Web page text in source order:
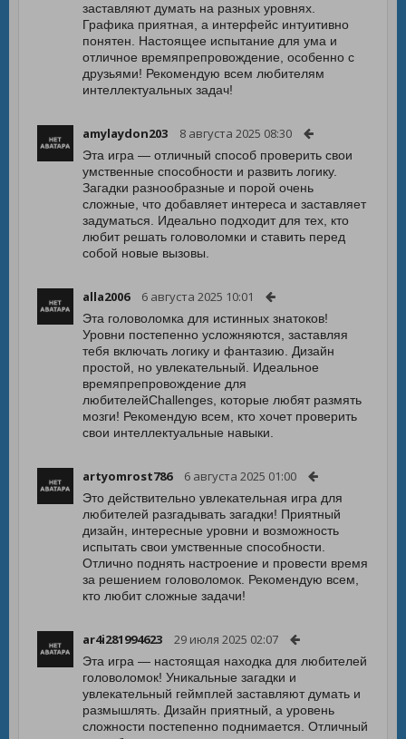
заставляют думать на разных уровнях.
Графика приятная, а интерфейс интуитивно
понятен. Настоящее испытание для ума и
отличное времяпрепровождение, особенно с
друзьями! Рекомендую всем любителям
интеллектуальных задач!
amylaydon203 8 августа 2025 08:30
Эта игра — отличный способ проверить свои
умственные способности и развить логику.
Загадки разнообразные и порой очень
сложные, что добавляет интереса и заставляет
задуматься. Идеально подходит для тех, кто
любит решать головоломки и ставить перед
собой новые вызовы.
alla2006 6 августа 2025 10:01
Эта головоломка для истинных знатоков!
Уровни постепенно усложняются, заставляя
тебя включать логику и фантазию. Дизайн
простой, но увлекательный. Идеальное
времяпрепровождение для
любителейChallenges, которые любят размять
мозги! Рекомендую всем, кто хочет проверить
свои интеллектуальные навыки.
artyomrost786 6 августа 2025 01:00
Это действительно увлекательная игра для
любителей разгадывать загадки! Приятный
дизайн, интересные уровни и возможность
испытать свои умственные способности.
Отлично поднять настроение и провести время
за решением головоломок. Рекомендую всем,
кто любит сложные задачи!
ar4i281994623 29 июля 2025 02:07
Эта игра — настоящая находка для любителей
головоломок! Уникальные загадки и
увлекательный геймплей заставляют думать и
размышлять. Дизайн приятный, а уровень
сложности постепенно поднимается. Отличный